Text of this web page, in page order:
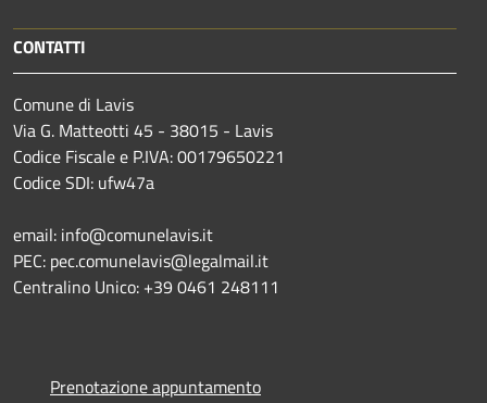
CONTATTI
Comune di Lavis
Via G. Matteotti 45 - 38015 - Lavis
Codice Fiscale e P.IVA: 00179650221
Codice SDI: ufw47a
email: info@comunelavis.it
PEC: pec.comunelavis@legalmail.it
Centralino Unico: +39 0461 248111
Prenotazione appuntamento